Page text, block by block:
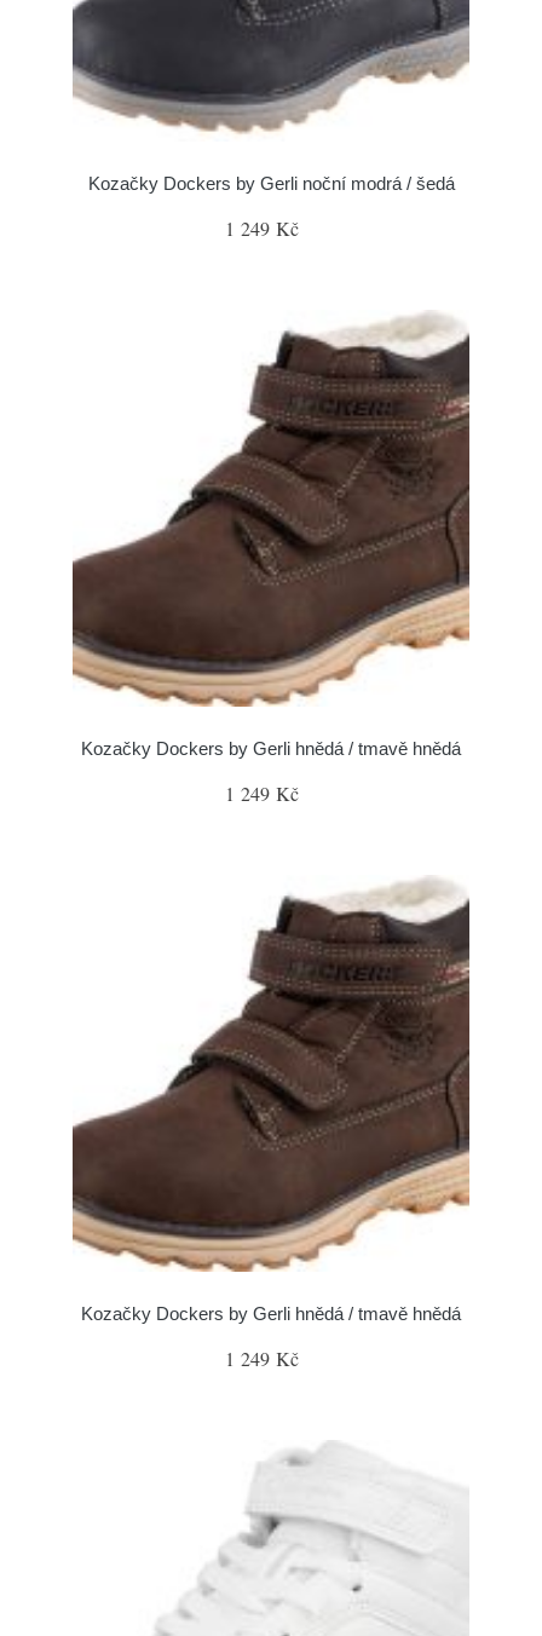
Kozačky Dockers by Gerli noční modrá / šedá
1 249 Kč
Kozačky Dockers by Gerli hnědá / tmavě hnědá
1 249 Kč
Kozačky Dockers by Gerli hnědá / tmavě hnědá
1 249 Kč